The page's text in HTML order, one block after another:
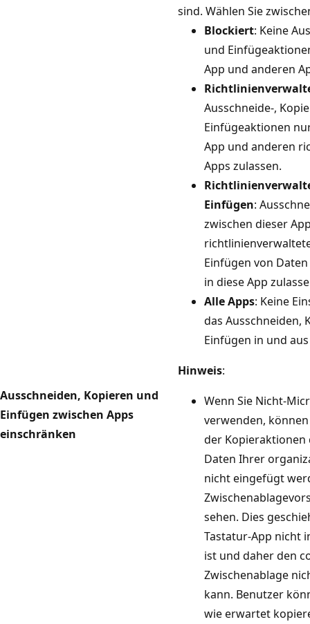
Ausschneiden, Kopieren und
Einfügen zwischen Apps
einschränken
sind. Wählen Sie
Blockiert: Keine
und
App und anderen
Ausschneide-,
Einfügeaktionen
App und anderen
Apps zulassen.
Einfügen:
zwischen dieser
Einfügen von
in diese App
Alle Apps: Keine
das Ausschneiden,
Einfügen in und
Hinweis:
Wenn Sie Nicht-
verwenden,
der Kopieraktionen
Daten Ihrer
nicht eingefügt
sehen. Dies
Tastatur-App nicht
ist und daher den
Zwischenablage
kann. Benutzer
wie erwartet